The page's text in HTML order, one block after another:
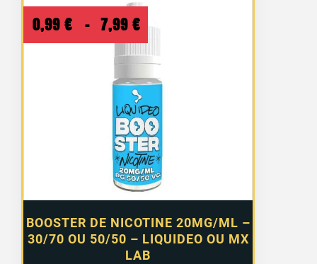
BOOSTER DE NICOTINE 20MG/ML –
30/70 OU 50/50 – LIQUIDEO OU MX
LAB
0,99 € – 7,99 € Plage
de
prix :
0,99 €
à
7,99 €